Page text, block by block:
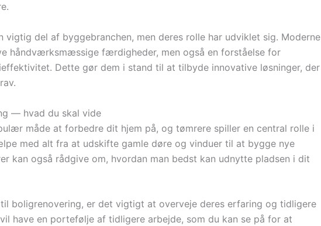
vigtig del af byggebranchen, men deres rolle har udviklet sig. Moderne
håndværksmæssige færdigheder, men også en forståelse for
Dette gør dem i stand til at tilbyde innovative løsninger, der
— hvad du skal vide
måde at forbedre dit hjem på, og tømrere spiller en central rolle i
med alt fra at udskifte gamle døre og vinduer til at bygge nye
kan også rådgive om, hvordan man bedst kan udnytte pladsen i dit
boligrenovering, er det vigtigt at overveje deres erfaring og tidligere
have en portefølje af tidligere arbejde, som du kan se på for at